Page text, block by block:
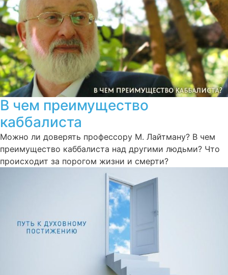
В чем преимущество
каббалиста
Можно ли доверять профессору М. Лайтману? В чем
преимущество каббалиста над другими людьми? Что
происходит за порогом жизни и смерти?